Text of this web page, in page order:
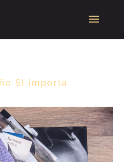
SI importa